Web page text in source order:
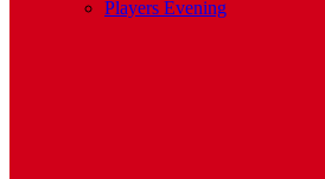
Players Evening